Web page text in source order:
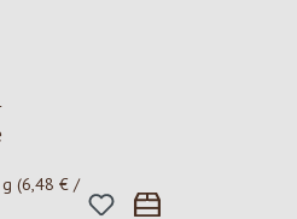
(6,48 € /